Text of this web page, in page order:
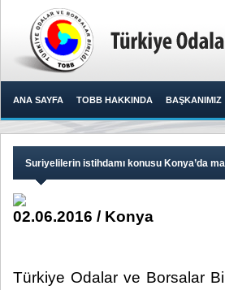
ANA SAYFA TOBB HAKKINDA BAŞKANIMIZ
Suriyelilerin istihdamı konusu Konya’da
02.06.2016 / Konya
Türkiye Odalar ve Borsalar